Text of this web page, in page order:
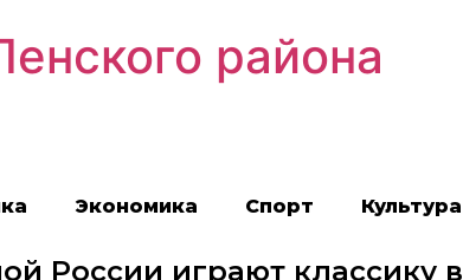
района
Экономика Спорт Культура
России играют классику в